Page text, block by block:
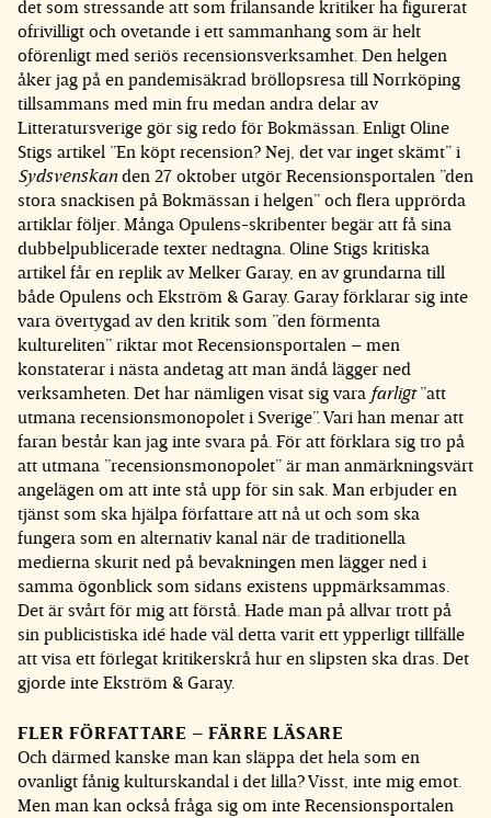
det som stressande att som frilansande kritiker ha figurerat
ofrivilligt och ovetande i ett sammanhang som är helt
oförenligt med seriös recensionsverksamhet. Den helgen
åker jag på en pandemisäkrad bröllopsresa till Norrköping
tillsammans med min fru medan andra delar av
Litteratursverige gör sig redo för Bokmässan. Enligt Oline
Stigs artikel ”En köpt recension? Nej, det var inget skämt” i
Sydsvenskanden 27 oktober utgör Recensionsportalen ”den
stora snackisen på Bokmässan i helgen” och flera upprörda
artiklar följer. Många Opulens-skribenter begär att få sina
dubbelpublicerade texter nedtagna. Oline Stigs kritiska
artikel får en replik av Melker Garay, en av grundarna till
både Opulens och Ekström & Garay. Garay förklarar sig inte
vara övertygad av den kritik som ”den förmenta
kultureliten” riktar mot Recensionsportalen – men
konstaterar i nästa andetag att man ändå lägger ned
verksamheten. Det har nämligen visat sig vara farligt”att
utmana recensionsmonopolet i Sverige”. Vari han menar att
faran består kan jag inte svara på. För att förklara sig tro på
att utmana ”recensionsmonopolet” är man anmärkningsvärt
angelägen om att inte stå upp för sin sak. Man erbjuder en
tjänst som ska hjälpa författare att nå ut och som ska
fungera som en alternativ kanal när de traditionella
medierna skurit ned på bevakningen men lägger ned i
samma ögonblick som sidans existens uppmärksammas.
Det är svårt för mig att förstå. Hade man på allvar trott på
sin publicistiska idé hade väl detta varit ett ypperligt tillfälle
att visa ett förlegat kritikerskrå hur en slipsten ska dras. Det
gjorde inte Ekström & Garay.
FLER FÖRFATTARE – FÄRRE LÄSARE
Och därmed kanske man kan släppa det hela som en
ovanligt fånig kulturskandal i det lilla? Visst, inte mig emot.
Men man kan också fråga sig om inte Recensionsportalen